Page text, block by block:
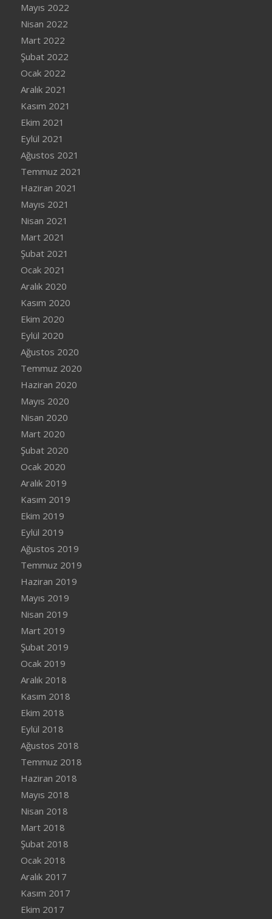
Mayıs 2022
Nisan 2022
Mart 2022
Şubat 2022
Ocak 2022
Aralık 2021
Kasım 2021
Ekim 2021
Eylül 2021
Ağustos 2021
Temmuz 2021
Haziran 2021
Mayıs 2021
Nisan 2021
Mart 2021
Şubat 2021
Ocak 2021
Aralık 2020
Kasım 2020
Ekim 2020
Eylül 2020
Ağustos 2020
Temmuz 2020
Haziran 2020
Mayıs 2020
Nisan 2020
Mart 2020
Şubat 2020
Ocak 2020
Aralık 2019
Kasım 2019
Ekim 2019
Eylül 2019
Ağustos 2019
Temmuz 2019
Haziran 2019
Mayıs 2019
Nisan 2019
Mart 2019
Şubat 2019
Ocak 2019
Aralık 2018
Kasım 2018
Ekim 2018
Eylül 2018
Ağustos 2018
Temmuz 2018
Haziran 2018
Mayıs 2018
Nisan 2018
Mart 2018
Şubat 2018
Ocak 2018
Aralık 2017
Kasım 2017
Ekim 2017